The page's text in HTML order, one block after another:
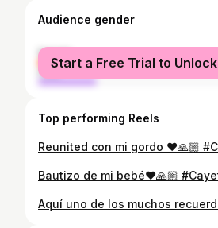
Audience gender
female
male
Start a Free Trial to Unlock
Top performing Reels